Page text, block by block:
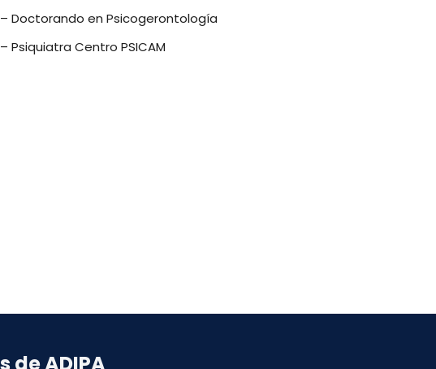
– Doctorando en Psicogerontología
– Psiquiatra Centro PSICAM